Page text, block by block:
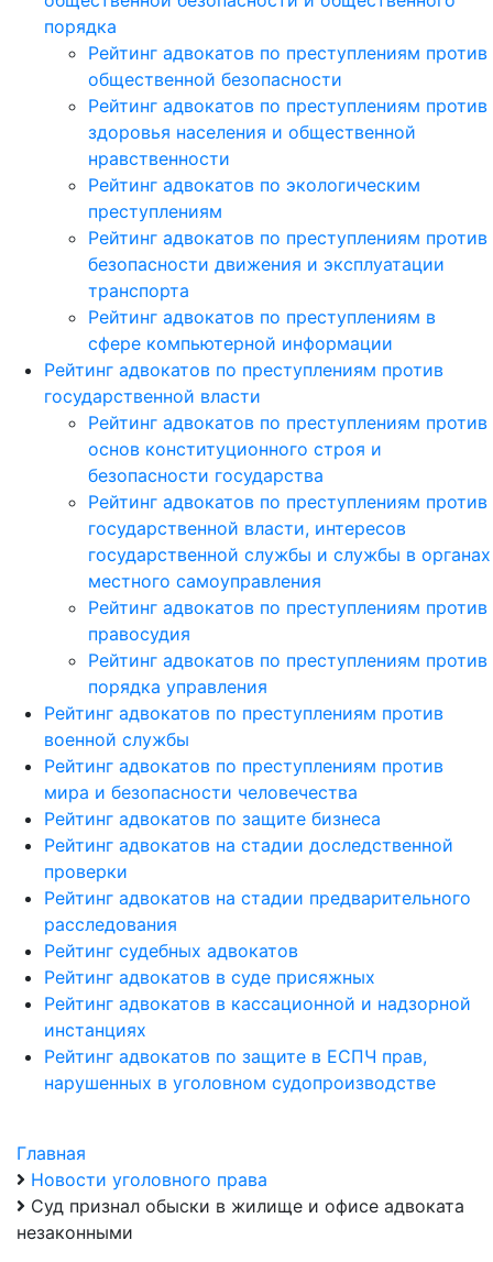
порядка
Рейтинг адвокатов по преступлениям против
общественной безопасности
Рейтинг адвокатов по преступлениям против
здоровья населения и общественной
нравственности
Рейтинг адвокатов по экологическим
преступлениям
Рейтинг адвокатов по преступлениям против
безопасности движения и эксплуатации
транспорта
Рейтинг адвокатов по преступлениям в
сфере компьютерной информации
Рейтинг адвокатов по преступлениям против
государственной власти
Рейтинг адвокатов по преступлениям против
основ конституционного строя и
безопасности государства
Рейтинг адвокатов по преступлениям против
государственной власти, интересов
государственной службы и службы в органах
местного самоуправления
Рейтинг адвокатов по преступлениям против
правосудия
Рейтинг адвокатов по преступлениям против
порядка управления
Рейтинг адвокатов по преступлениям против
военной службы
Рейтинг адвокатов по преступлениям против
мира и безопасности человечества
Рейтинг адвокатов по защите бизнеса
Рейтинг адвокатов на стадии доследственной
проверки
Рейтинг адвокатов на стадии предварительного
расследования
Рейтинг судебных адвокатов
Рейтинг адвокатов в суде присяжных
Рейтинг адвокатов в кассационной и надзорной
инстанциях
Рейтинг адвокатов по защите в ЕСПЧ прав,
нарушенных в уголовном судопроизводстве
Главная
Новости уголовного права
Суд признал обыски в жилище и офисе адвоката
незаконными